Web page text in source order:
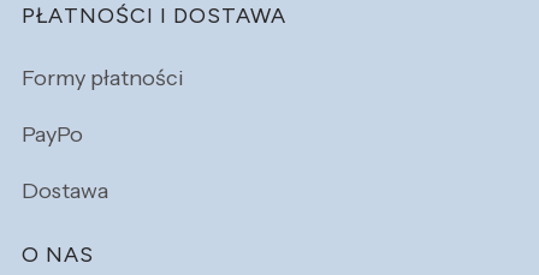
PŁATNOŚCI I DOSTAWA
Formy płatności
PayPo
Dostawa
O NAS